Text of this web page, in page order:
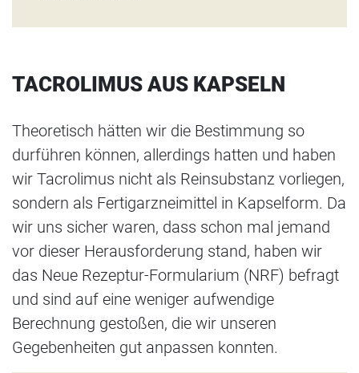
TACROLIMUS AUS KAPSELN
Theoretisch hätten wir die Bestimmung so
durführen können, allerdings hatten und haben
wir Tacrolimus nicht als Reinsubstanz vorliegen,
sondern als Fertigarzneimittel in Kapselform. Da
wir uns sicher waren, dass schon mal jemand
vor dieser Herausforderung stand, haben wir
das Neue Rezeptur-Formularium (NRF) befragt
und sind auf eine weniger aufwendige
Berechnung gestoßen, die wir unseren
Gegebenheiten gut anpassen konnten.